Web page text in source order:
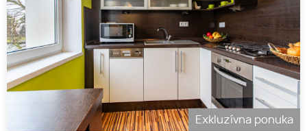
Exkluzívna ponuka